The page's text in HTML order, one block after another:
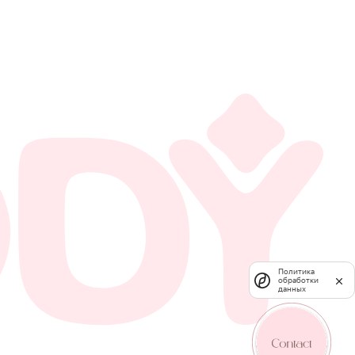
Политика
обработки
данных